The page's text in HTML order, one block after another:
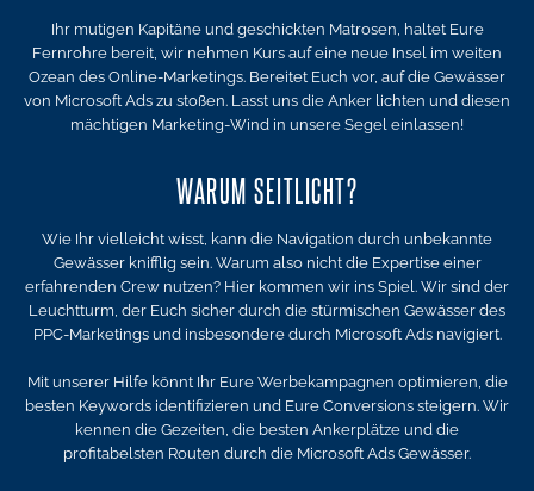
Ihr mutigen Kapitäne und geschickten Matrosen, haltet Eure
Fernrohre bereit, wir nehmen Kurs auf eine neue Insel im weiten
Ozean des Online-Marketings. Bereitet Euch vor, auf die Gewässer
von Microsoft Ads zu stoßen. Lasst uns die Anker lichten und diesen
mächtigen Marketing-Wind in unsere Segel einlassen!
WARUM SEITLICHT?
Wie Ihr vielleicht wisst, kann die Navigation durch unbekannte
Gewässer knifflig sein. Warum also nicht die Expertise einer
erfahrenden Crew nutzen? Hier kommen wir ins Spiel. Wir sind der
Leuchtturm, der Euch sicher durch die stürmischen Gewässer des
PPC-Marketings und insbesondere durch Microsoft Ads navigiert.
Mit unserer Hilfe könnt Ihr Eure Werbekampagnen optimieren, die
besten Keywords identifizieren und Eure Conversions steigern. Wir
kennen die Gezeiten, die besten Ankerplätze und die
profitabelsten Routen durch die Microsoft Ads Gewässer.